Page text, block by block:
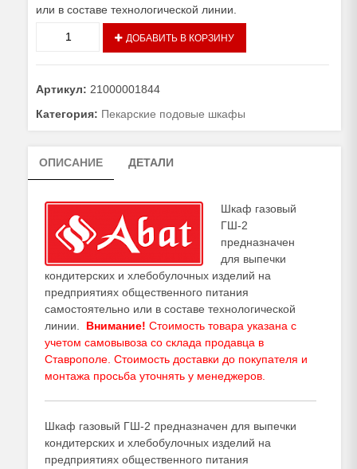
или в составе технологической линии.
Подовая
ГШ-2
газовый
ДОБАВИТЬ В КОРЗИНУ
Артикул: 21000001844
Категория: Пекарские подовые шкафы
ОПИСАНИЕ ДЕТАЛИ
Шкаф газовый
ГШ-2
предназначен
для выпечки
кондитерских и хлебобулочных изделий на
предприятиях общественного питания
самостоятельно или в составе технологической
линии. Внимание! Стоимость товара указана с
учетом самовывоза со склада продавца в
Ставрополе. Стоимость доставки до покупателя и
монтажа просьба уточнять у менеджеров
Шкаф газовый ГШ-2 предназначен для выпечки
кондитерских и хлебобулочных изделий на
предприятиях общественного питания